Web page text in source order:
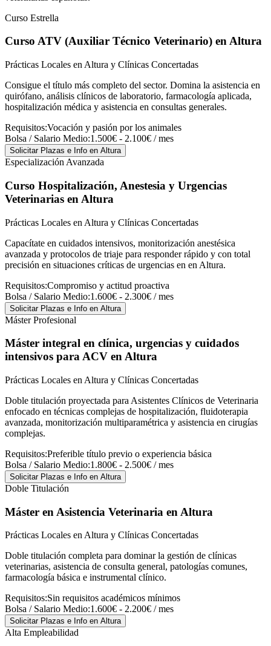
Curso Estrella
Curso ATV (Auxiliar Técnico Veterinario) en Altura
Prácticas Locales en Altura y Clínicas Concertadas
Consigue el título más completo del sector. Domina la asistencia en
quirófano, análisis clínicos de laboratorio, farmacología aplicada,
hospitalización médica y asistencia en consultas generales.
Requisitos:Vocación y pasión por los animales
Bolsa / Salario Medio:1.500€ - 2.100€ / mes
Solicitar Plazas e Info en Altura
Especialización Avanzada
Curso Hospitalización, Anestesia y Urgencias
Veterinarias en Altura
Prácticas Locales en Altura y Clínicas Concertadas
Capacítate en cuidados intensivos, monitorización anestésica
avanzada y protocolos de triaje para responder rápido y con total
precisión en situaciones críticas de urgencias en en Altura.
Requisitos:Compromiso y actitud proactiva
Bolsa / Salario Medio:1.600€ - 2.300€ / mes
Solicitar Plazas e Info en Altura
Máster Profesional
Máster integral en clínica, urgencias y cuidados
intensivos para ACV en Altura
Prácticas Locales en Altura y Clínicas Concertadas
Doble titulación proyectada para Asistentes Clínicos de Veterinaria
enfocado en técnicas complejas de hospitalización, fluidoterapia
avanzada, monitorización multiparamétrica y asistencia en cirugías
complejas.
Requisitos:Preferible título previo o experiencia básica
Bolsa / Salario Medio:1.800€ - 2.500€ / mes
Solicitar Plazas e Info en Altura
Doble Titulación
Máster en Asistencia Veterinaria en Altura
Prácticas Locales en Altura y Clínicas Concertadas
Doble titulación completa para dominar la gestión de clínicas
veterinarias, asistencia de consulta general, patologías comunes,
farmacología básica e instrumental clínico.
Requisitos:Sin requisitos académicos mínimos
Bolsa / Salario Medio:1.600€ - 2.200€ / mes
Solicitar Plazas e Info en Altura
Alta Empleabilidad